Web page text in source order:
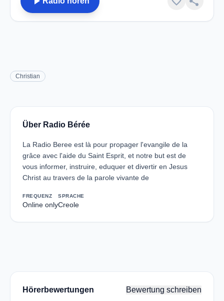
Christian
Über Radio Bérée
La Radio Beree est là pour propager l'evangile de la
grâce avec l'aide du Saint Esprit, et notre but est de
vous informer, instruire, eduquer et divertir en Jesus
Christ au travers de la parole vivante de
FREQUENZ
Online only
SPRACHE
Creole
Hörerbewertungen Bewertung schreiben